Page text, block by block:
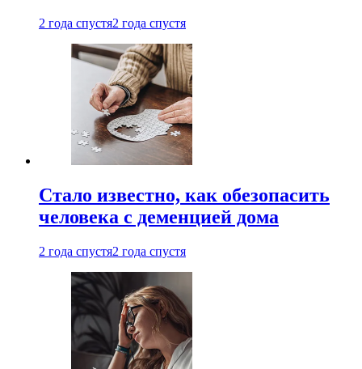
2 года спустя2 года спустя
Стало известно, как обезопасить
человека с деменцией дома
2 года спустя2 года спустя